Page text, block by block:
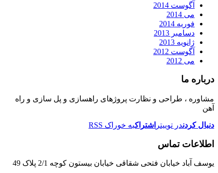
آگوست 2014
می 2014
فوریه 2014
دسامبر 2013
ژانویه 2013
آگوست 2012
می 2012
درباره ما
مشاوره ، طراحی و نظارت پروژهای راهسازی و پل سازی و راه
آهن
دنبال کردندر توییتر اشتراکبه خوراک RSS
اطلاعات تماس
یوسف آباد خیابان فتحی شقاقی خیابان بیستون کوچه 2/1 پلاک 49